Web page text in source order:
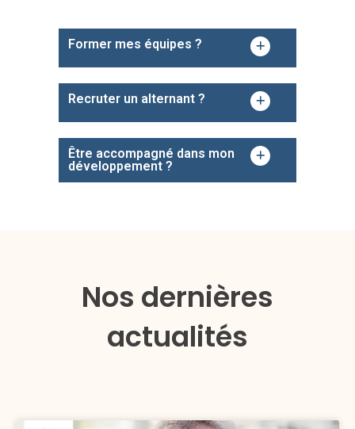
Former mes équipes ?
Recruter un alternant ?
Être accompagné dans mon
développement ?
Nos dernières
actualités